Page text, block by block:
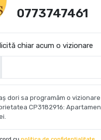
0773747461
chiar acum o vizionare